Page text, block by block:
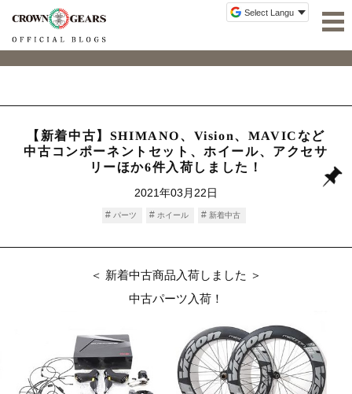
【新着中古】SHIMANO、Vision、MAVICなど
中古コンポーネントセット、ホイール、アクセサ
リーほか6件入荷しました！
2021年03月22日
パーツ ホイール 新着中古
＜ 新着中古商品入荷しました ＞
中古パーツ入荷！